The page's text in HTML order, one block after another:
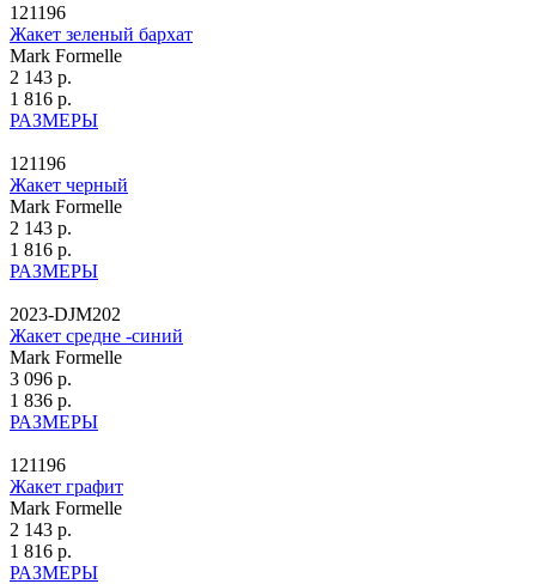
121196
Жакет зеленый бархат
Mark Formelle
2 143 р.
1 816 р.
РАЗМЕРЫ
121196
Жакет черный
Mark Formelle
2 143 р.
1 816 р.
РАЗМЕРЫ
2023-DJM202
Жакет средне -синий
Mark Formelle
3 096 р.
1 836 р.
РАЗМЕРЫ
121196
Жакет графит
Mark Formelle
2 143 р.
1 816 р.
РАЗМЕРЫ